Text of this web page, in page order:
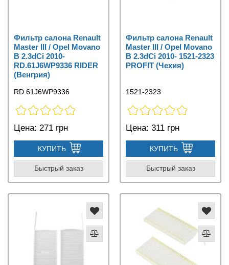
Фильтр салона Renault
Master III / Opel Movano
B 2.3dCi 2010-
RD.61J6WP9336 RIDER
(Венгрия)
RD.61J6WP9336
Цена: 271 грн
КУПИТЬ
Быстрый заказ
Фильтр салона Renault
Master III / Opel Movano
B 2.3dCi 2010- 1521-2323
PROFIT (Чехия)
1521-2323
Цена: 311 грн
КУПИТЬ
Быстрый заказ